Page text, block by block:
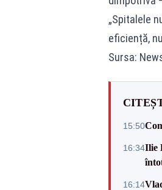
„Spitalele
eficiență,
Sursa:
15:50
16:34Ilie
16:14